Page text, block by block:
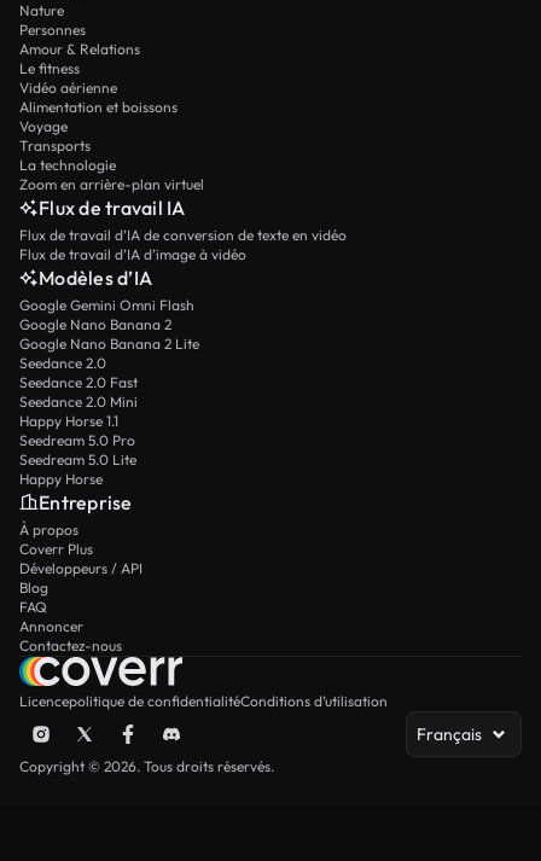
Nature
Personnes
Amour & Relations
Le fitness
Vidéo aérienne
Alimentation et boissons
Voyage
Transports
La technologie
Zoom en arrière-plan virtuel
Flux de travail IA
Flux de travail d’IA de conversion de texte en vidéo
Flux de travail d’IA d’image à vidéo
Modèles d’IA
Google Gemini Omni Flash
Google Nano Banana 2
Google Nano Banana 2 Lite
Seedance 2.0
Seedance 2.0 Fast
Seedance 2.0 Mini
Happy Horse 1.1
Seedream 5.0 Pro
Seedream 5.0 Lite
Happy Horse
Entreprise
À propos
Coverr Plus
Développeurs / API
Blog
FAQ
Annoncer
Contactez-nous
Licencepolitique de confidentialitéConditions d’utilisation
Français
Copyright © 2026. Tous droits réservés.